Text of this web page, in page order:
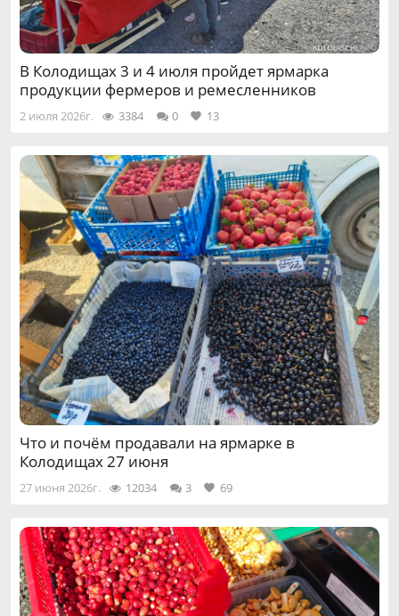
В Колодищах 3 и 4 июля пройдет ярмарка
продукции фермеров и ремесленников
2 июля 2026г. 3384 0 13
Что и почём продавали на ярмарке в
Колодищах 27 июня
27 июня 2026г. 12034 3 69